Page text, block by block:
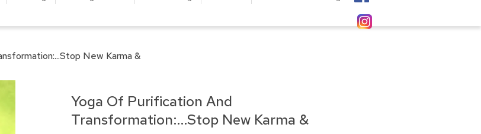
New Karma &
Yoga Of Purification And
Transformation:...Stop New Karma &